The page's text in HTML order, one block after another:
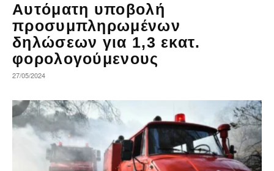
Αυτόματη υποβολή
προσυμπληρωμένων
δηλώσεων για 1,3 εκατ.
φορολογούμενους
27/05/2024